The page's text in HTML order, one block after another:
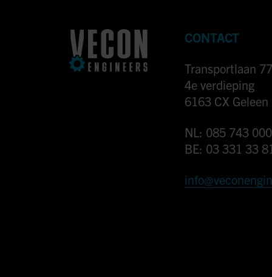
CONTACT
Transportlaan 77
4e verdieping
6163 CX Geleen
NL: 085 743
BE: 03 331 33 81